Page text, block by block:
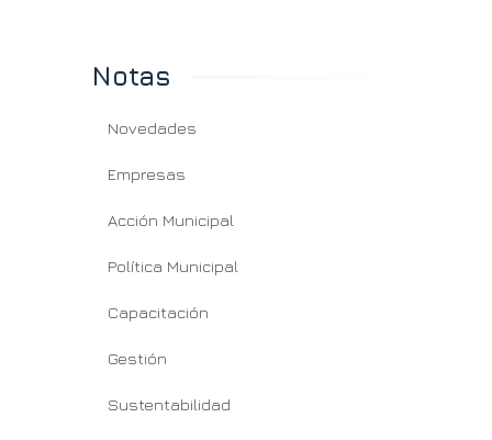
Notas
Novedades
Empresas
Acción Municipal
Política Municipal
Capacitación
Gestión
Sustentabilidad